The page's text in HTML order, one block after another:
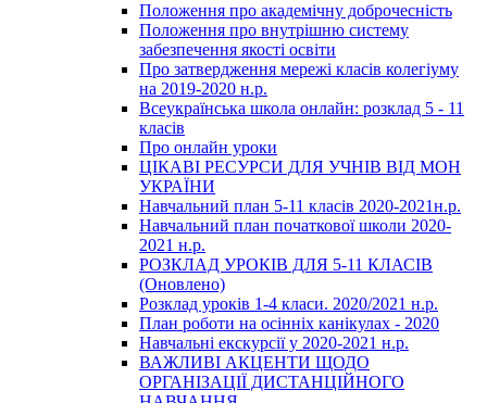
Положення про академічну доброчесність
Положення про внутрішню систему
забезпечення якості освіти
Про затвердження мережі класів колегіуму
на 2019-2020 н.р.
Всеукраїнська школа онлайн: розклад 5 - 11
класів
Про онлайн уроки
ЦІКАВІ РЕСУРСИ ДЛЯ УЧНІВ ВІД МОН
УКРАЇНИ
Навчальний план 5-11 класів 2020-2021н.р.
Навчальний план початкової школи 2020-
2021 н.р.
РОЗКЛАД УРОКІВ ДЛЯ 5-11 КЛАСІВ
(Оновлено)
Розклад уроків 1-4 класи. 2020/2021 н.р.
План роботи на осінніх канікулах - 2020
Навчальні екскурсії у 2020-2021 н.р.
ВАЖЛИВІ АКЦЕНТИ ЩОДО
ОРГАНІЗАЦІЇ ДИСТАНЦІЙНОГО